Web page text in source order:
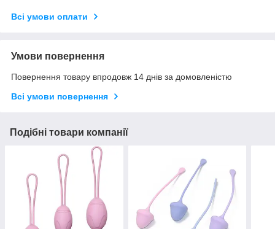
Всі умови оплати
Умови повернення
Повернення товару впродовж 14 днів за домовленістю
Всі умови повернення
Подібні товари компанії